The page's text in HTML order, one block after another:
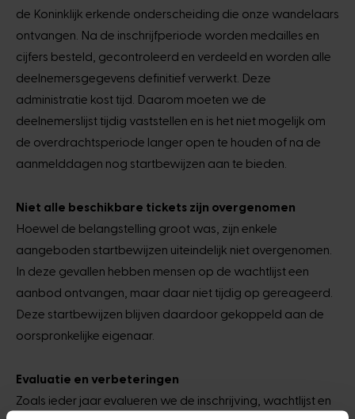
de Koninklijk erkende onderscheiding die onze wandelaars
ontvangen. Na de inschrijfperiode worden medailles en
cijfers besteld, gecontroleerd en verdeeld en worden alle
deelnemersgegevens definitief verwerkt. Deze
administratie kost tijd. Daarom moeten we de
deelnemerslijst tijdig vaststellen en is het niet mogelijk om
de overdrachtsperiode langer open te houden of na de
aanmelddagen nog startbewijzen aan te bieden.
Niet alle beschikbare tickets zijn overgenomen
Hoewel de belangstelling groot was, zijn enkele
aangeboden startbewijzen uiteindelijk niet overgenomen.
In deze gevallen hebben mensen op de wachtlijst een
aanbod ontvangen, maar daar niet tijdig op gereageerd.
Deze startbewijzen blijven daardoor gekoppeld aan de
oorspronkelijke eigenaar.
Evaluatie en verbeteringen
Zoals ieder jaar evalueren we de inschrijving, wachtlijst en